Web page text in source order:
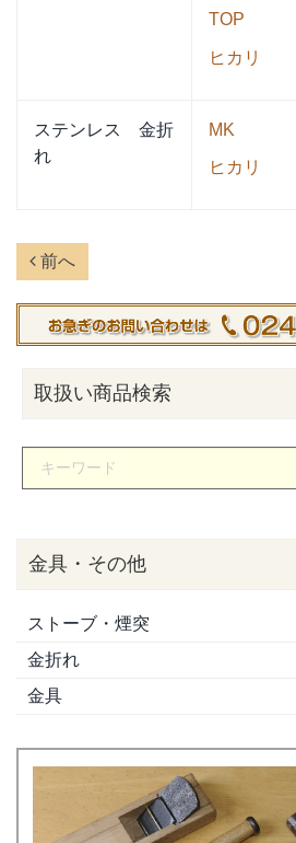
TOP
ヒカリ
ステンレス 金折
れ
MK
ヒカリ
前へ
取扱い商品検索
金具・その他
ストーブ・煙突
金折れ
金具